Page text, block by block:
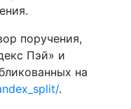
поручения,
Пэй» и
на
.